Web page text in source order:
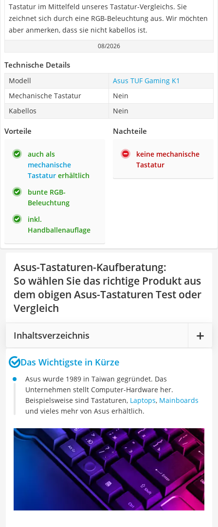
Tastatur im Mittelfeld unseres Tastatur-Vergleichs. Sie
zeichnet sich durch eine RGB-Beleuchtung aus. Wir möchten
aber anmerken, dass sie nicht kabellos ist.
08/2026
Technische Details
Modell
Asus TUF Gaming K1
Mechanische Tastatur
Nein
Kabellos
Nein
Vorteile
auch als
mechanische
Tastatur erhältlich
bunte RGB-
Beleuchtung
inkl.
Handballenauflage
Nachteile
keine mechanische
Tastatur
Asus-Tastaturen-Kaufberatung:
So wählen Sie das richtige Produkt aus
dem obigen Asus-Tastaturen Test oder
Vergleich
Inhaltsverzeichnis
Das Wichtigste in Kürze
Asus wurde 1989 in Taiwan gegründet. Das
Unternehmen stellt Computer-Hardware her.
Beispielsweise sind Tastaturen, Laptops, Mainboards
und vieles mehr von Asus erhältlich.